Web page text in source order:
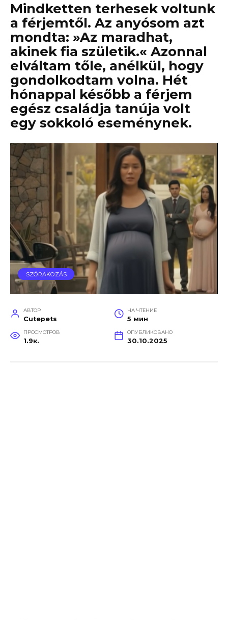
Mindketten terhesek voltunk
a férjemtől. Az anyósom azt
mondta: »Az maradhat,
akinek fia születik.« Azonnal
elváltam tőle, anélkül, hogy
gondolkodtam volna. Hét
hónappal később a férjem
egész családja tanúja volt
egy sokkoló eseménynek.
SZÓRAKOZÁS
АВТОР
Cutepets
НА ЧТЕНИЕ
5 мин
ПРОСМОТРОВ
1.9к.
ОПУБЛИКОВАНО
30.10.2025